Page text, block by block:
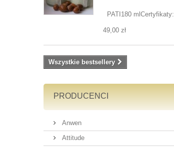
PATI180 mlCertyfikaty:
49,00 zł
Wszystkie bestsellery
PRODUCENCI
Anwen
Attitude